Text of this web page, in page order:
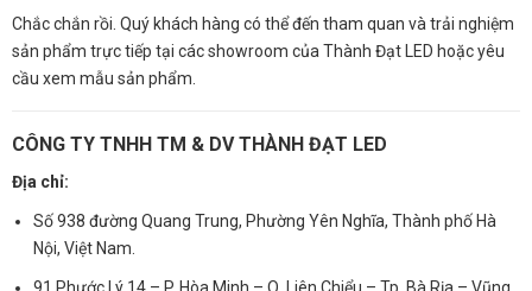
Chắc chắn rồi. Quý khách hàng có thể đến tham quan và trải nghiệm
sản phẩm trực tiếp tại các showroom của Thành Đạt LED hoặc yêu
cầu xem mẫu sản phẩm.
CÔNG TY TNHH TM & DV THÀNH ĐẠT LED
Địa chỉ:
Số 938 đường Quang Trung, Phường Yên Nghĩa, Thành phố Hà
Nội, Việt Nam.